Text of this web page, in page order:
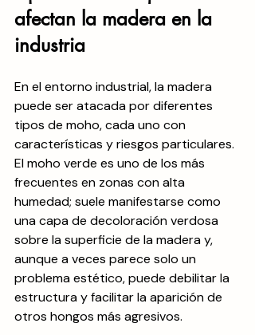
afectan la madera en la
industria
En el entorno industrial, la madera
puede ser atacada por diferentes
tipos de moho, cada uno con
características y riesgos particulares.
El moho verde es uno de los más
frecuentes en zonas con alta
humedad; suele manifestarse como
una capa de decoloración verdosa
sobre la superficie de la madera y,
aunque a veces parece solo un
problema estético, puede debilitar la
estructura y facilitar la aparición de
otros hongos más agresivos.